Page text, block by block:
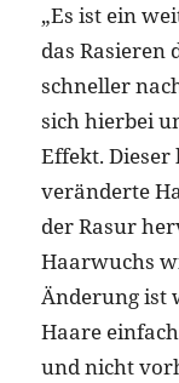
„Es ist ein
das Rasieren
schneller
sich hierbei
Effekt. Dieser
veränderte
der Rasur
Haarwuchs
Änderung ist
Haare
und nicht